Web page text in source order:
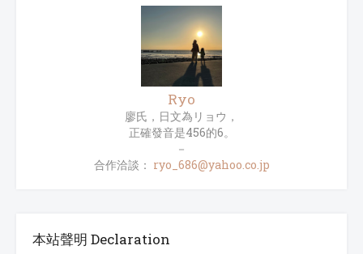
Ryo
廖氏，日文為リョウ，
正確發音是456的6。
－
合作洽談： ryo_686@yahoo.co.jp
本站聲明 Declaration